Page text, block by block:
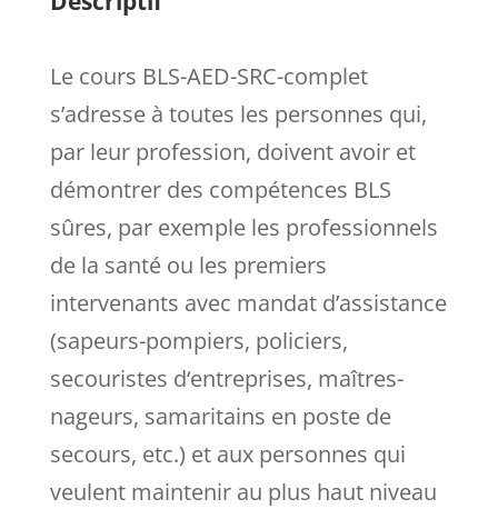
Le cours BLS-AED-SRC-complet
s’adresse à toutes les personnes qui,
par leur profession, doivent avoir et
démontrer des compétences BLS
sûres, par exemple les professionnels
de la santé ou les premiers
intervenants avec mandat d’assistance
(sapeurs-pompiers, policiers,
secouristes d‘entreprises, maîtres-
nageurs, samaritains en poste de
secours, etc.) et aux personnes qui
veulent maintenir au plus haut niveau